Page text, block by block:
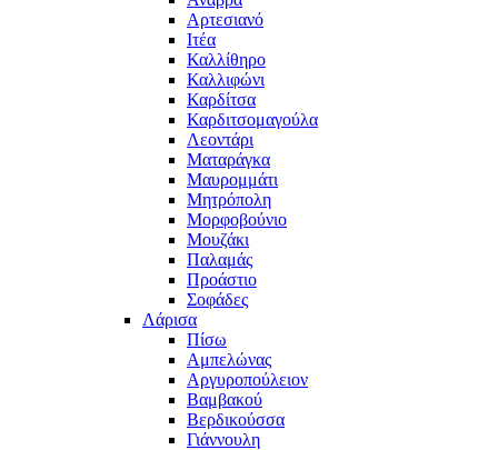
Αρτεσιανό
Ιτέα
Καλλίθηρο
Καλλιφώνι
Καρδίτσα
Καρδιτσομαγούλα
Λεοντάρι
Ματαράγκα
Μαυρομμάτι
Μητρόπολη
Μορφοβούνιο
Μουζάκι
Παλαμάς
Προάστιο
Σοφάδες
Λάρισα
Πίσω
Αμπελώνας
Αργυροπούλειον
Βαμβακού
Βερδικούσσα
Γιάννουλη